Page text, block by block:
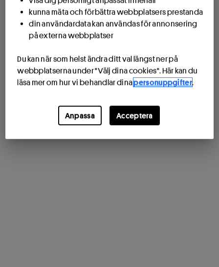
kunna mäta och förbättra webbplatsers prestanda
din användardata kan användas för annonsering
på externa webbplatser
Du kan när som helst ändra ditt val längst ner på
webbplatserna under "Välj dina cookies". Här kan du
läsa mer om hur vi behandlar dinapersonuppgifter.
Anpassa Acceptera